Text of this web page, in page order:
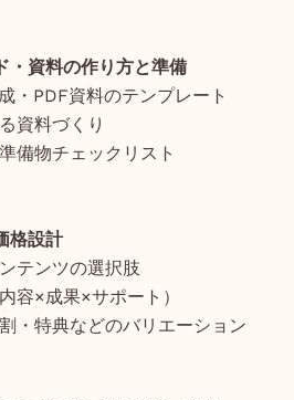
・資料の作り方と準備
・PDF資料のテンプレート
資料づくり
備物チェックリスト
格設計
テンツの選択肢
容×成果×サポート）
・特典などのバリエーション